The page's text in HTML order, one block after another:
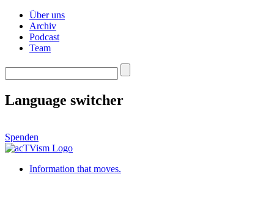
Über uns
Archiv
Podcast
Team
Language switcher
Spenden
Information that moves.